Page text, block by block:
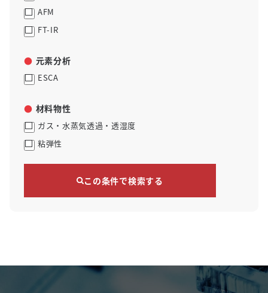
AFM
FT-IR
元素分析
ESCA
材料物性
ガス・水蒸気透過・透湿度
粘弾性
この条件で検索する